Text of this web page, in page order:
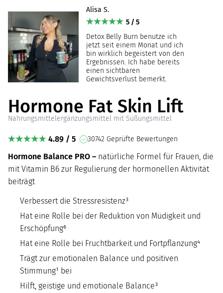
Alisa S.
5 / 5
Detox Belly Burn benutze ich
jetzt seit einem Monat und ich
bin wirklich begeistert von den
Ergebnissen. Ich habe bereits
einen sichtbaren
Gewichtsverlust bemerkt.
Hormone Fat Skin Lift
Nahrungsmittelergänzungsmittel mit Süßungsmittel
4.89 / 5 30742 Geprüfte Bewertungen
Hormone Balance PRO – natürliche Formel für Frauen, die
mit Vitamin B6 zur Regulierung der hormonellen Aktivität
beiträgt
Verbessert die Stressresistenz³
Hat eine Rolle bei der Reduktion von Müdigkeit und
Erschöpfung⁶
Hat eine Rolle bei Fruchtbarkeit und Fortpflanzung⁴
Trägt zur emotionalen Balance und positiven
Stimmung¹ bei
Hilft, geistige und emotionale Balance³